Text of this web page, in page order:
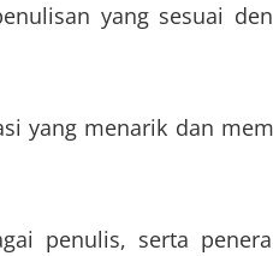
yang sesuai
yang menarik dan
penulis, serta